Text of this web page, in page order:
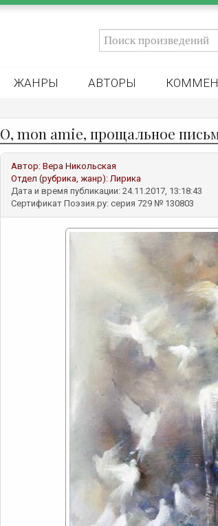
ЖАНРЫ АВТОРЫ
О, mon amie, прощальное
Автор: Вера Никольская
Отдел (рубрика, жанр):Лирика
Дата и время публикации: 24.11.2017, 13:18:43
Сертификат Поэзия.ру: серия 729 № 130803